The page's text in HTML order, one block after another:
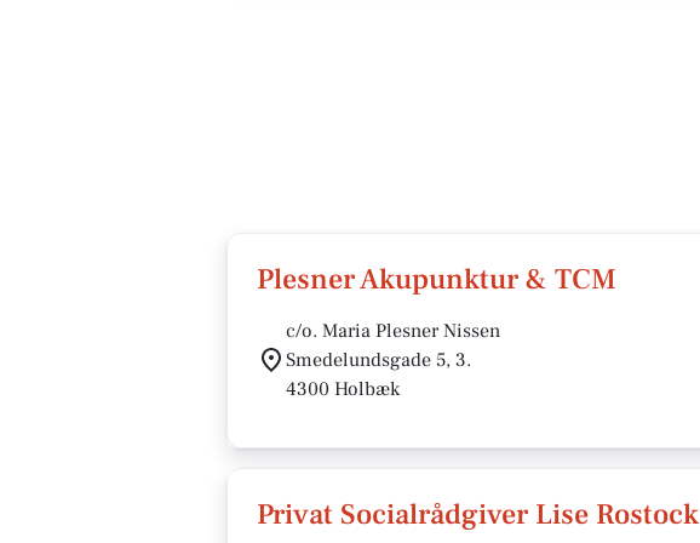
Plesner Akupunktur & TCM
c/o. Maria Plesner Nissen
Smedelundsgade 5, 3.
4300 Holbæk
Privat Socialrådgiver Lise Rostock